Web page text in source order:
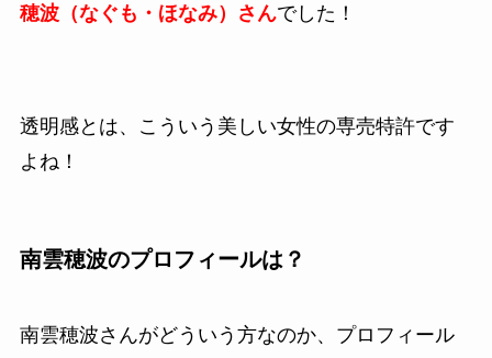
穂波（なぐも・ほなみ）さんでした！
透明感とは、こういう美しい女性の専売特許です
よね！
南雲穂波のプロフィールは？
南雲穂波さんがどういう方なのか、プロフィール